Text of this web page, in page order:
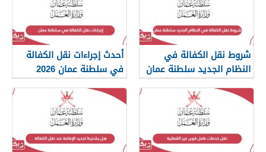
شروط نقل الكفالة في
النظام الجديد سلطنة عمان
2026
أحدث إجراءات نقل الكفالة
في سلطنة عمان 2026